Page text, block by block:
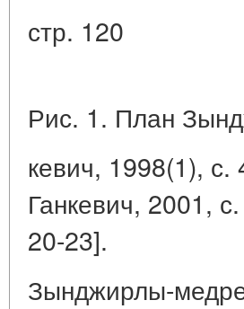
стр. 120
Рис. 1. План
кевич, 1998(1),
Ганкевич, 2001,
20-23].
Зынджирлы-